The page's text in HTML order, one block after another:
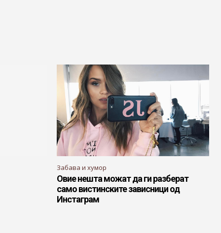
Забава и хумор
Овие нешта можат да ги разберат
само вистинските зависници од
Инстаграм